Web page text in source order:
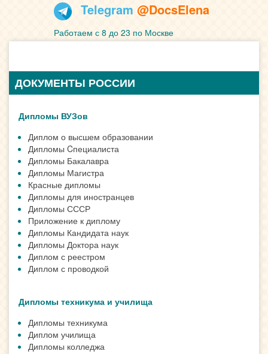
Telegram @DocsElena
Работаем с 8 до 23 по Москве
ДОКУМЕНТЫ РОССИИ
Дипломы ВУЗов
Диплом о высшем образовании
Дипломы Cпециалиста
Дипломы Бакалавра
Дипломы Магистра
Красные дипломы
Дипломы для иностранцев
Дипломы СССР
Приложение к диплому
Дипломы Кандидата наук
Дипломы Доктора наук
Диплом с реестром
Диплом с проводкой
Дипломы техникума и училища
Дипломы техникума
Диплом училища
Дипломы колледжа